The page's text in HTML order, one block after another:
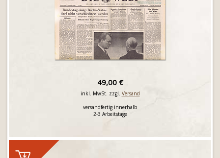
49,00 €
inkl. MwSt. zzgl. Versand
versandfertig innerhalb
2-3 Arbeitstage